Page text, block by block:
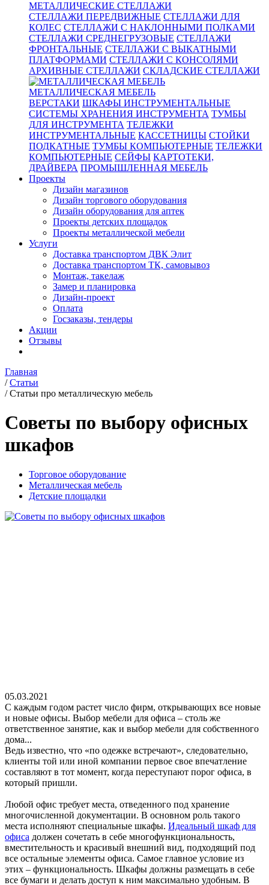
МЕТАЛЛИЧЕСКИЕ СТЕЛЛАЖИ
СТЕЛЛАЖИ ПЕРЕДВИЖНЫЕ СТЕЛЛАЖИ ДЛЯ
КОЛЕС СТЕЛЛАЖИ С НАКЛОННЫМИ ПОЛКАМИ
СТЕЛЛАЖИ СРЕДНЕГРУЗОВЫЕ СТЕЛЛАЖИ
ФРОНТАЛЬНЫЕ СТЕЛЛАЖИ С ВЫКАТНЫМИ
ПЛАТФОРМАМИ СТЕЛЛАЖИ С КОНСОЛЯМИ
АРХИВНЫЕ СТЕЛЛАЖИ СКЛАДСКИЕ СТЕЛЛАЖИ
МЕТАЛЛИЧЕСКАЯ МЕБЕЛЬ
ВЕРСТАКИ ШКАФЫ ИНСТРУМЕНТАЛЬНЫЕ
СИСТЕМЫ ХРАНЕНИЯ ИНСТРУМЕНТА ТУМБЫ
ДЛЯ ИНСТРУМЕНТА ТЕЛЕЖКИ
ИНСТРУМЕНТАЛЬНЫЕ КАССЕТНИЦЫ СТОЙКИ
ПОДКАТНЫЕ ТУМБЫ КОМПЬЮТЕРНЫЕ ТЕЛЕЖКИ
КОМПЬЮТЕРНЫЕ СЕЙФЫ КАРТОТЕКИ,
ДРАЙВЕРА ПРОМЫШЛЕННАЯ МЕБЕЛЬ
Проекты
Дизайн магазинов
Дизайн торгового оборудования
Дизайн оборудования для аптек
Проекты детских площадок
Проекты металлической мебели
Услуги
Доставка транспортом ДВК Элит
Доставка транспортом ТК, самовывоз
Монтаж, такелаж
Замер и планировка
Дизайн-проект
Оплата
Госзаказы, тендеры
Акции
Отзывы
Главная
/ Статьи
/ Статьи про металлическую мебель
Советы по выбору офисных
шкафов
Торговое оборудование
Металлическая мебель
Детские площадки
05.03.2021
С каждым годом растет число фирм, открывающих все новые
и новые офисы. Выбор мебели для офиса – столь же
ответственное занятие, как и выбор мебели для собственного
дома...
Ведь известно, что «по одежке встречают», следовательно,
клиенты той или иной компании первое свое впечатление
составляют в тот момент, когда переступают порог офиса, в
который пришли.
Любой офис требует места, отведенного под хранение
многочисленной документации. В основном роль такого
места исполняют специальные шкафы. Идеальный шкаф для
офиса должен сочетать в себе многофункциональность,
вместительность и красивый внешний вид, подходящий под
все остальные элементы офиса. Самое главное условие из
этих – функциональность. Шкафы должны размещать в себе
все бумаги и делать доступ к ним максимально удобным. В